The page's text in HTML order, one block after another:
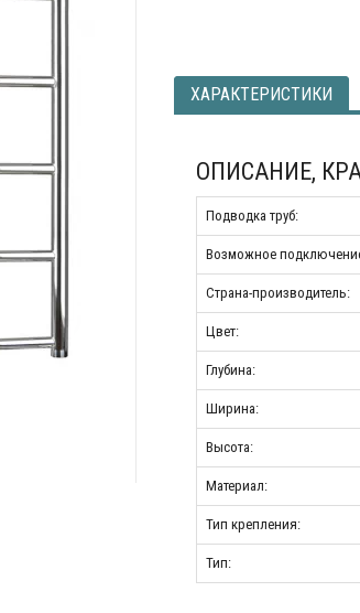
ХАРАКТЕРИСТИКИ
ОПИСАНИЕ,
Подводка труб:
Возможное
Страна-производитель:
Цвет:
Глубина:
Ширина:
Высота:
Материал:
Тип крепления:
Тип: